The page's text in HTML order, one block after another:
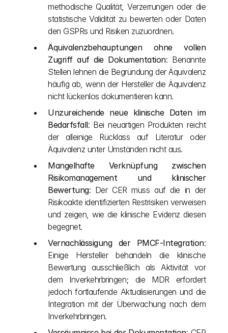
methodische Qualität, Verzerrungen oder die
statistische Validität zu bewerten oder Daten
den GSPRs und Risiken zuzuordnen.
Äquivalenzbehauptungen ohne vollen
Zugriff auf die Dokumentation: Benannte
Stellen lehnen die Begründung der Äquivalenz
häufig ab, wenn der Hersteller die Äquivalenz
nicht lückenlos dokumentieren kann.
Unzureichende neue klinische Daten im
Bedarfsfall: Bei neuartigen Produkten reicht
der alleinige Rücklass auf Literatur oder
Äquivalenz unter Umständen nicht aus.
Mangelhafte Verknüpfung zwischen
Risikomanagement und klinischer
Bewertung: Der CER muss auf die in der
Risikoakte identifizierten Restrisiken verweisen
und zeigen, wie die klinische Evidenz diesen
begegnet.
Vernachlässigung der PMCF-Integration:
Einige Hersteller behandeln die klinische
Bewertung ausschließlich als Aktivität vor
dem Inverkehrbringen; die MDR erfordert
jedoch fortlaufende Aktualisierungen und die
Integration mit der Überwachung nach dem
Inverkehrbringen.